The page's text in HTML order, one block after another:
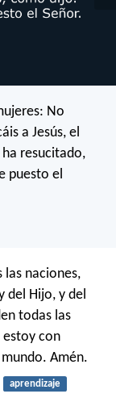
No
a Jesús, el
resucitado,
puesto el
las naciones,
del Hijo, y del
todas las
estoy con
Amén.
aprendizaje